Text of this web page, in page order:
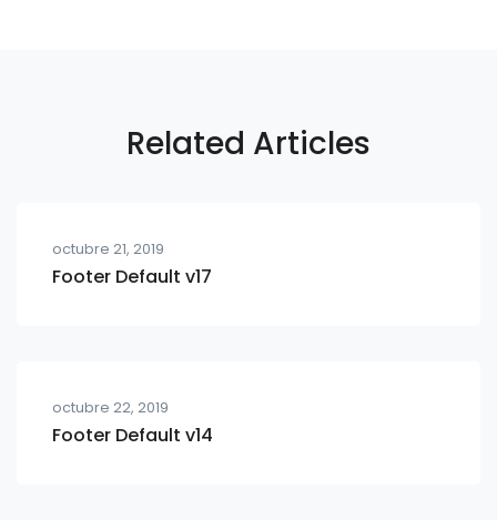
Related Articles
octubre 21, 2019
Footer Default v17
octubre 22, 2019
Footer Default v14